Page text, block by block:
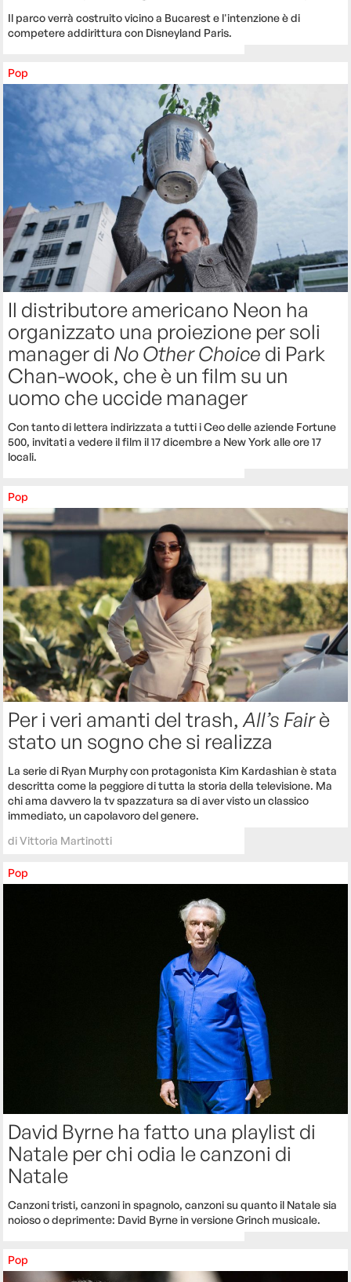
Il parco verrà costruito vicino a Bucarest e l'intenzione è di
competere addirittura con Disneyland Paris.
Pop
Il distributore americano Neon ha
organizzato una proiezione per soli
manager di No Other Choice di Park
Chan-wook, che è un film su un
uomo che uccide manager
Con tanto di lettera indirizzata a tutti i Ceo delle aziende Fortune
500, invitati a vedere il film il 17 dicembre a New York alle ore 17
locali.
Pop
Per i veri amanti del trash,All’s Fairè
stato un sogno che si realizza
La serie di Ryan Murphy con protagonista Kim Kardashian è stata
descritta come la peggiore di tutta la storia della televisione. Ma
chi ama davvero la tv spazzatura sa di aver visto un classico
immediato, un capolavoro del genere.
diVittoria Martinotti
Pop
David Byrne ha fatto una playlist di
Natale per chi odia le canzoni di
Natale
Canzoni tristi, canzoni in spagnolo, canzoni su quanto il Natale sia
noioso o deprimente: David Byrne in versione Grinch musicale.
Pop